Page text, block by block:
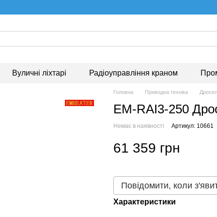
Вуличні ліхтарі Радіоуправління краном
Головна Приводна техніка
EM-RAI3-250
Немає в наявності Артикул: 10661
61 359 грн
Повідомити, коли
Характеристики